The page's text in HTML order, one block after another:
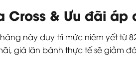
Cross & Ưu đãi áp
này duy trì mức niêm yết từ
giá lăn bánh thực tế sẽ giảm